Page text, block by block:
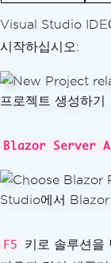
Visual Studio IDE
시작하십시오:
Blazor Server
F5
키로 솔루션을